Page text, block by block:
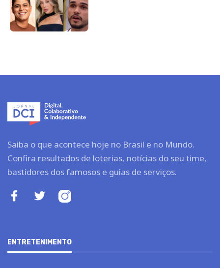
Saiba o que acontece hoje no Brasil e no Mundo.
Confira resultados de loterias, notícias do seu time,
bastidores dos famosos e guias de serviços.
ENTRETENIMENTO